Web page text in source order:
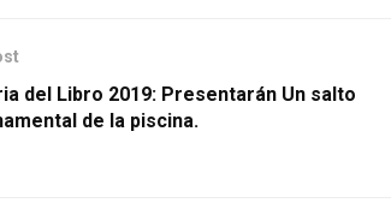
del Libro 2019: Presentarán Un salto
de la piscina.